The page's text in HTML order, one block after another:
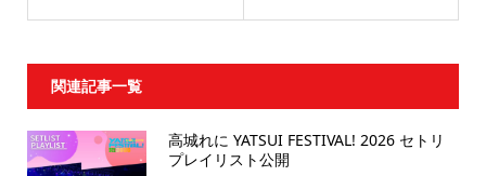
関連記事一覧
高城れに YATSUI FESTIVAL! 2026 セトリ
プレイリスト公開